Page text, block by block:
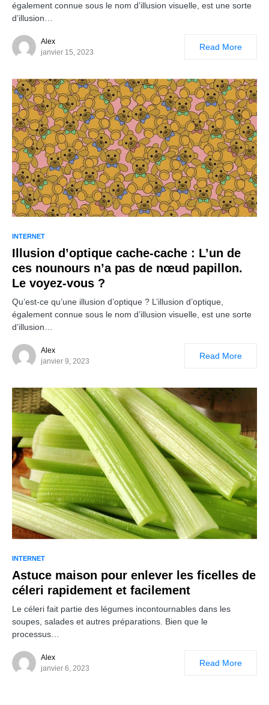
également connue sous le nom d’illusion visuelle, est une sorte
d’illusion…
Alex
janvier 15, 2023
Read More
INTERNET
Illusion d’optique cache-cache : L’un de
ces nounours n’a pas de nœud papillon.
Le voyez-vous ?
Qu’est-ce qu’une illusion d’optique ? L’illusion d’optique,
également connue sous le nom d’illusion visuelle, est une sorte
d’illusion…
Alex
janvier 9, 2023
Read More
INTERNET
Astuce maison pour enlever les ficelles de
céleri rapidement et facilement
Le céleri fait partie des légumes incontournables dans les
soupes, salades et autres préparations. Bien que le
processus…
Alex
janvier 6, 2023
Read More